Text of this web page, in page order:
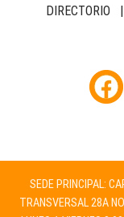
DIRECTORIO
SEDE PRINCIPAL:
TRANSVERSAL 28A